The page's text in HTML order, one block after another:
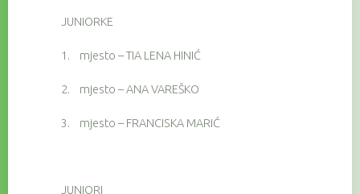
JUNIORKE
1. mjesto – TIA LENA HINIĆ
2. mjesto – ANA VAREŠKO
3. mjesto – FRANCISKA MARIĆ
JUNIORI